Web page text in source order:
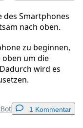
des Smartphones
nach oben.
zu beginnen,
oben um die
wird es
1 Kommentar